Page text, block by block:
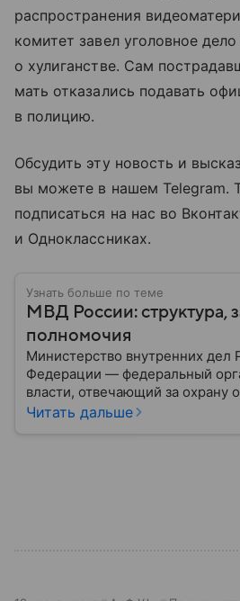
распространения
комитет завел уголовное
о хулиганстве. Сам
мать отказались подавать
в полицию.
Обсудить эту новость и
вы можете в нашем Telegram.
подписаться на нас во
и Одноклассниках.
Узнать больше по теме
МВД России: структура,
полномочия
Министерство внутренних дел
Федерации — федеральный
власти, отвечающий за охрану
порядка, борьбу с
России, какие задачи
Читать дальше